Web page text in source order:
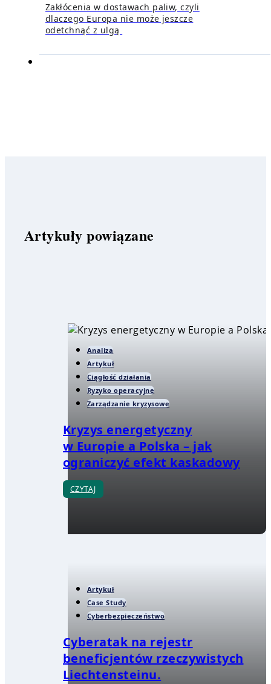
Zakłócenia w dostawach paliw, czyli
dlaczego Europa nie może jeszcze
odetchnąć z ulgą
Artykuły powiązane
Analiza
Artykuł
Ciągłość działania
Ryzyko operacyjne
Zarządzanie kryzysowe
Kryzys energetyczny
w Europie a Polska – jak
ograniczyć efekt kaskadowy
CZYTAJ
Artykuł
Case Study
Cyberbezpieczeństwo
Cyberatak na rejestr
beneficjentów rzeczywistych
Liechtensteinu.